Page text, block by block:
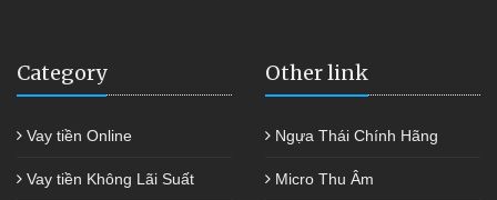
Category
Vay tiền Online
Vay tiền Không Lãi Suất
Other link
Ngựa Thái Chính Hãng
Micro Thu Âm